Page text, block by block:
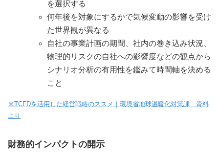
を選択する
何年後を対象にするかで気候変動の影響を受け
た世界観が異なる
自社の事業計画の期間、社内の巻き込み状況、
物理的リスクの自社への影響度などの観点から
シナリオ分析の有用性を鑑みて時間軸を決める
こと
※TCFDを活用した経営戦略のススメ｜環境省地球温暖化対策課 資料
より
財務的インパクトの開示